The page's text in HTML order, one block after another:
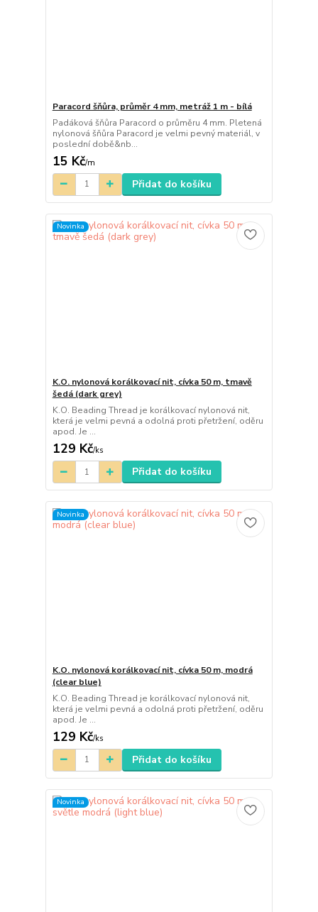
Paracord šňůra, průměr 4 mm, metráž 1 m - bílá
Padáková šňůra Paracord o průměru 4 mm. Pletená
nylonová šňůra Paracord je velmi pevný materiál, v
poslední době&nb...
15 Kč/m
Přidat do košíku
Novinka
K.O. nylonová korálkovací nit, cívka 50 m, tmavě
šedá (dark grey)
K.O. Beading Thread je korálkovací nylonová nit,
která je velmi pevná a odolná proti přetržení, oděru
apod. Je ...
129 Kč/ks
Přidat do košíku
Novinka
K.O. nylonová korálkovací nit, cívka 50 m, modrá
(clear blue)
K.O. Beading Thread je korálkovací nylonová nit,
která je velmi pevná a odolná proti přetržení, oděru
apod. Je ...
129 Kč/ks
Přidat do košíku
Novinka